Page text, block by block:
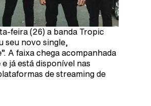
feira (26) a banda Tropic
seu novo single,
A faixa chega acompanhada
e já está disponível nas
de streaming de